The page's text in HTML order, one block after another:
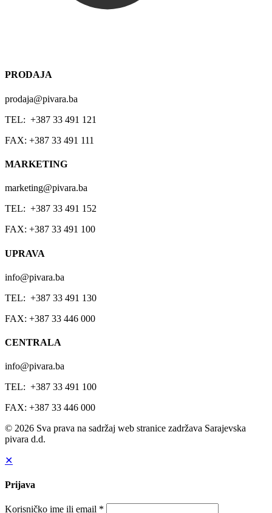
PRODAJA
prodaja@pivara.ba
TEL: +387 33 491 121
FAX: +387 33 491 111
MARKETING
marketing@pivara.ba
TEL: +387 33 491 152
FAX: +387 33 491 100
UPRAVA
info@pivara.ba
TEL: +387 33 491 130
FAX: +387 33 446 000
CENTRALA
info@pivara.ba
TEL: +387 33 491 100
FAX: +387 33 446 000
© 2026 Sva prava na sadržaj web stranice zadržava Sarajevska
pivara d.d.
✕
Prijava
Korisničko ime ili email *